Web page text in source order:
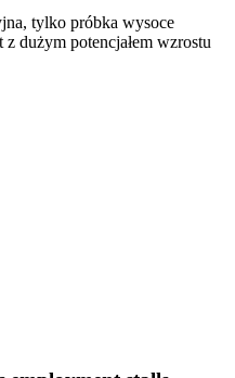
tylko próbka wysoce
dużym potencjałem wzrostu